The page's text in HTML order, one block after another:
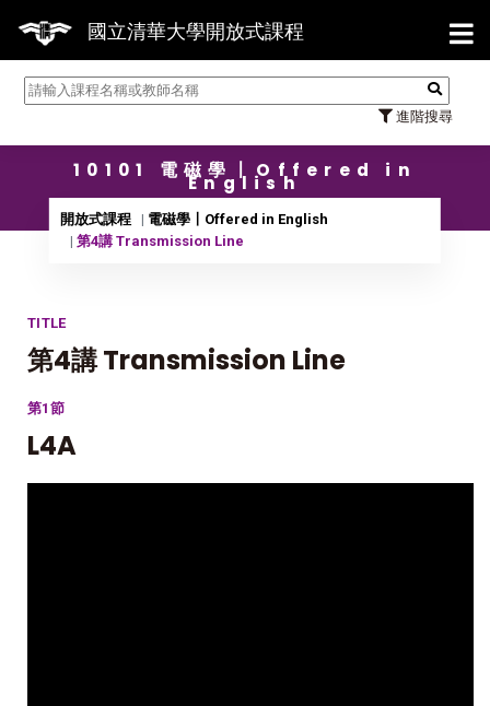
國立清華大學開放式課程
進階搜尋
【
10101 電磁學〡Offered in
English
開放式課程
電磁學〡Offered in English
第4講 Transmission Line
TITLE
第4講 Transmission Line
第1節
L4A